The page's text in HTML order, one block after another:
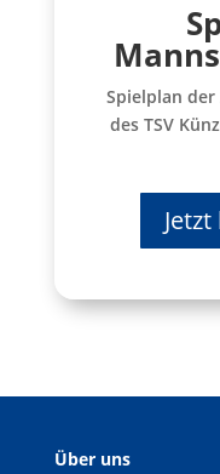
Spielplan
des TSV
Über uns